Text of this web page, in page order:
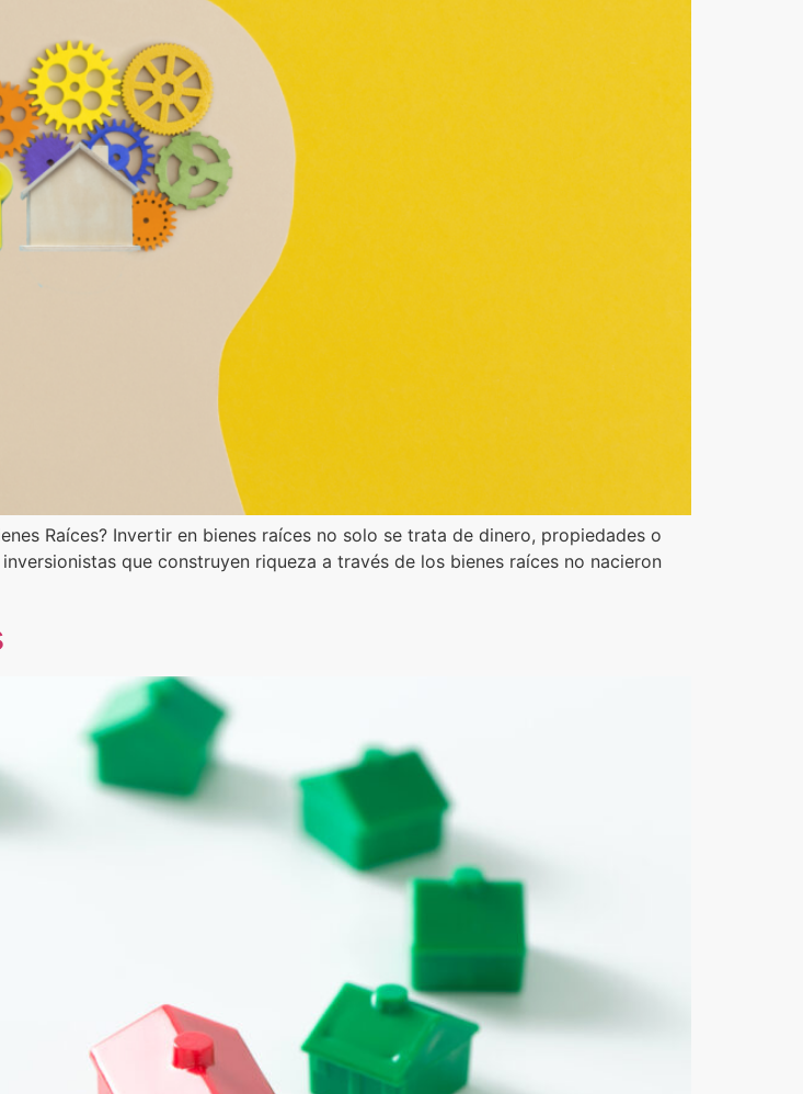
Raíces? Invertir en bienes raíces no solo se trata de dinero, propiedades o
inversionistas que construyen riqueza a través de los bienes raíces no nacieron